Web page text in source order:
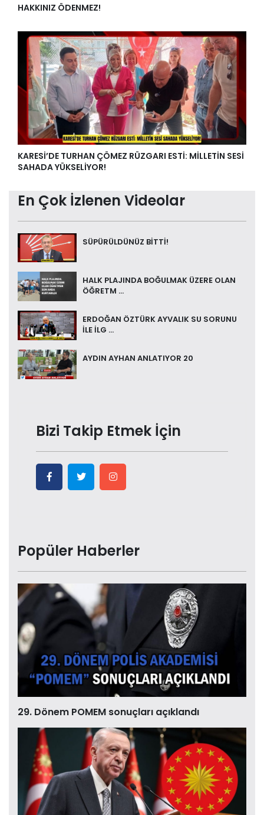
HAKKINIZ ÖDENMEZ!
KARESİ’DE TURHAN ÇÖMEZ RÜZGARI ESTİ: MİLLETİN SESİ
SAHADA YÜKSELİYOR!
En Çok İzlenen Videolar
SÜPÜRÜLDÜNÜZ BİTTİ!
HALK PLAJINDA BOĞULMAK ÜZERE OLAN
ÖĞRETM ...
ERDOĞAN ÖZTÜRK AYVALIK SU SORUNU
İLE İLG ...
AYDIN AYHAN ANLATIYOR 20
Bizi Takip Etmek İçin
Popüler Haberler
29. Dönem POMEM sonuçları açıklandı